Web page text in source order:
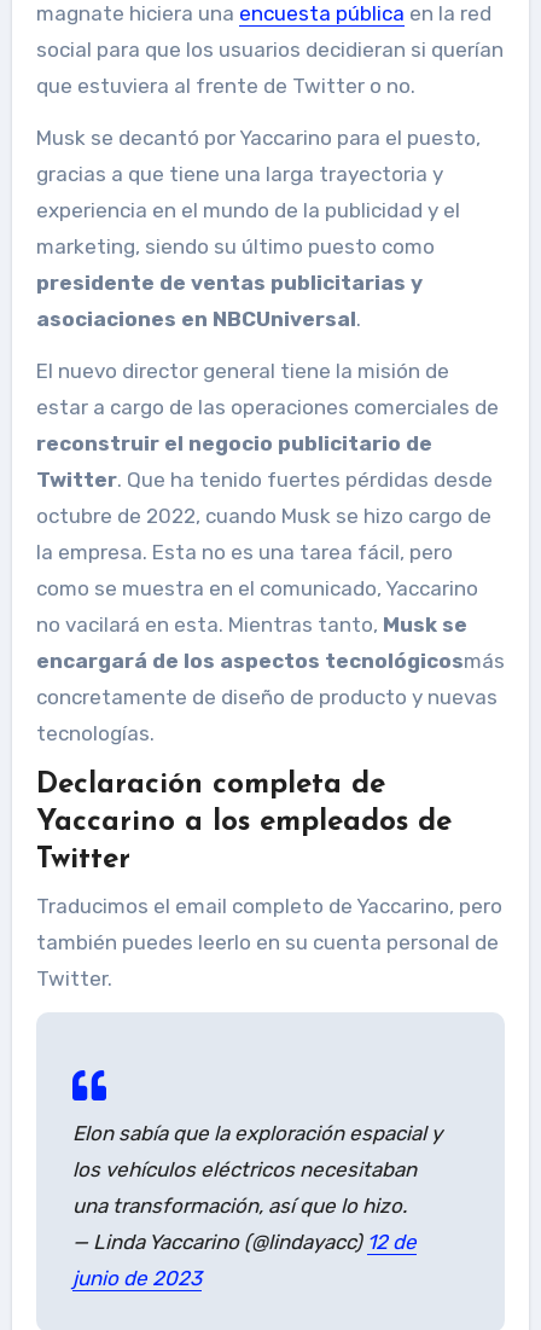
magnate hiciera una encuesta pública en la red
social para que los usuarios decidieran si querían
que estuviera al frente de Twitter o no.
Musk se decantó por Yaccarino para el puesto,
gracias a que tiene una larga trayectoria y
experiencia en el mundo de la publicidad y el
marketing, siendo su último puesto como
presidente de ventas publicitarias y
asociaciones en NBCUniversal.
El nuevo director general tiene la misión de
estar a cargo de las operaciones comerciales de
reconstruir el negocio publicitario de
Twitter. Que ha tenido fuertes pérdidas desde
octubre de 2022, cuando Musk se hizo cargo de
la empresa. Esta no es una tarea fácil, pero
como se muestra en el comunicado, Yaccarino
no vacilará en esta. Mientras tanto, Musk se
encargará de los aspectos tecnológicosmás
concretamente de diseño de producto y nuevas
tecnologías.
Declaración completa de
Yaccarino a los empleados de
Twitter
Traducimos el email completo de Yaccarino, pero
también puedes leerlo en su cuenta personal de
Twitter.
Elon sabía que la exploración espacial y
los vehículos eléctricos necesitaban
una transformación, así que lo hizo.
— Linda Yaccarino (@lindayacc) 12 de
junio de 2023